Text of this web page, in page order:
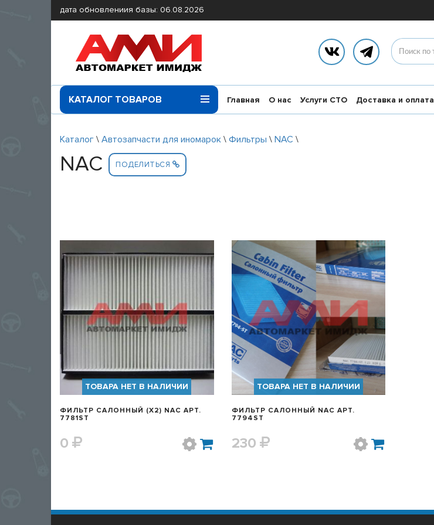
дата обновлениия базы: 06.08.2026
КАТАЛОГ ТОВАРОВ Главная О нас Услуги СТО Доставка и оплата
Каталог \ Автозапчасти для иномарок \ Фильтры \ NAC \
NAC ПОДЕЛИТЬСЯ
БЫСТРЫЙ ПРОСМОТР
ТОВАРА НЕТ В НАЛИЧИИ
ФИЛЬТР САЛОННЫЙ (X2) NAC АРТ.
7781ST
0
БЫСТРЫЙ ПРОСМОТР
ТОВАРА НЕТ В НАЛИЧИИ
ФИЛЬТР САЛОННЫЙ NAC АРТ.
7794ST
230